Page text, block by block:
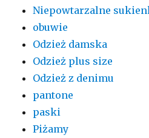
Niepowtarzalne
obuwie
Odzież damska
Odzież plus size
Odzież z denimu
pantone
paski
Piżamy